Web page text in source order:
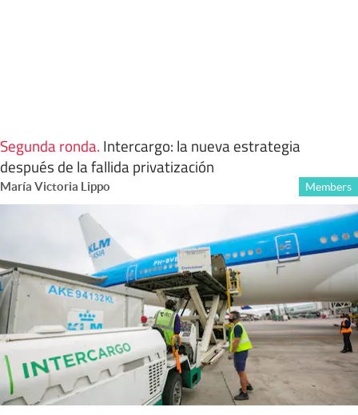
Segunda ronda. Intercargo: la nueva estrategia
después de la fallida privatización
María Victoria Lippo Members